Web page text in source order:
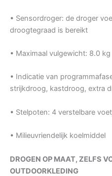
• Sensordroger: de droger
droogtegraad is bereikt
• Maximaal vulgewicht: 8.0 kg
• Indicatie van
strijkdroog, kastdroog, extra
• Stelpoten: 4 verstelbare
• Milieuvriendelijk koelmiddel
DROGEN OP MAAT, ZELFS
OUTDOORKLEDING